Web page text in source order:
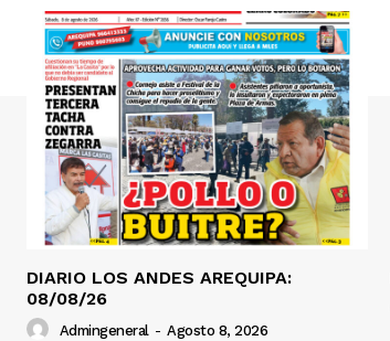
DIARIO LOS ANDES AREQUIPA:
08/08/26
Admingeneral - Agosto 8, 2026